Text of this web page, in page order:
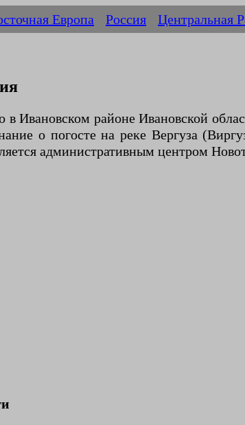
Европа Россия Центральная
Ивановском районе Ивановской
о погосте на реке Вергуза
административным центром